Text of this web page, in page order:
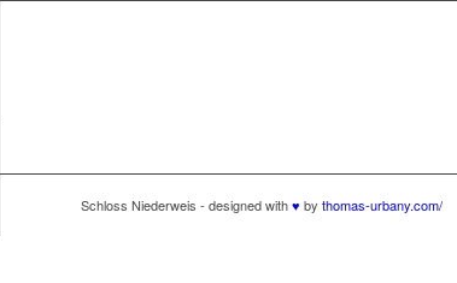
Schloss Niederweis - designed with♥ by thomas-urbany.com/